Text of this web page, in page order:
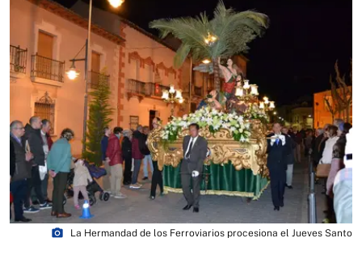
photo_camera La Hermandad de los Ferroviarios procesiona el Jueves Santo